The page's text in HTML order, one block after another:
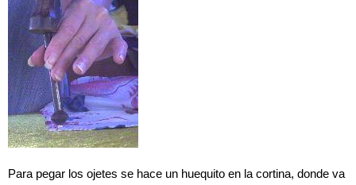
Para pegar los ojetes se hace un huequito en la cortina, donde va